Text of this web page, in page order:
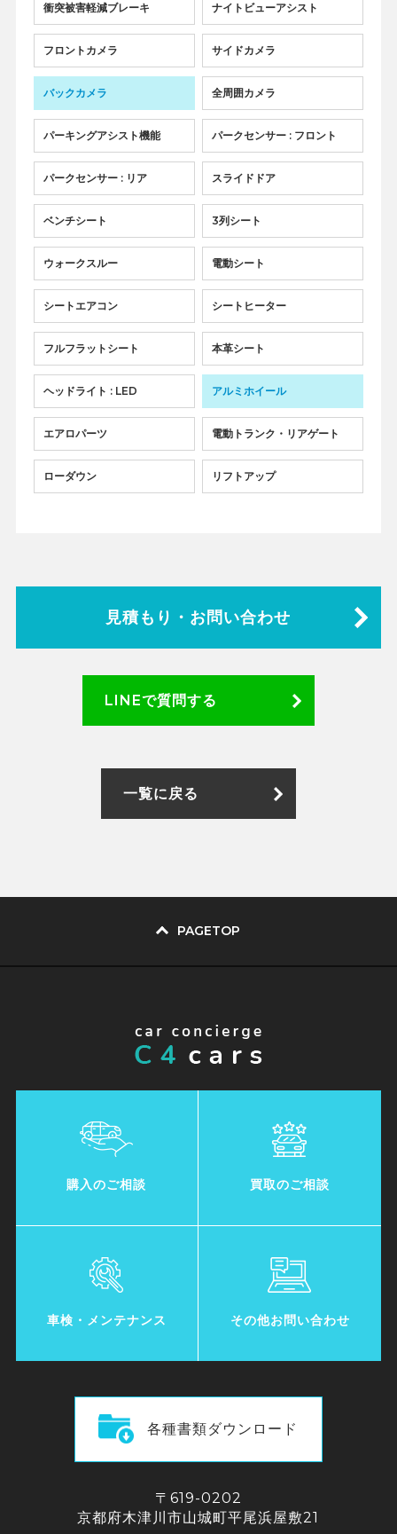
衝突被害軽減ブレーキ ナイトビューアシスト
フロントカメラ サイドカメラ
バックカメラ 全周囲カメラ
パーキングアシスト機能 パークセンサー : フロント
パークセンサー : リア スライドドア
ベンチシート 3列シート
ウォークスルー 電動シート
シートエアコン シートヒーター
フルフラットシート 本革シート
ヘッドライト : LED アルミホイール
エアロパーツ 電動トランク・リアゲート
ローダウン リフトアップ
見積もり・お問い合わせ
LINEで質問する
一覧に戻る
PAGETOP
購入のご相談 買取のご相談
車検・メンテナンス その他お問い合わせ
各種書類ダウンロード
〒619-0202
京都府木津川市山城町平尾浜屋敷21